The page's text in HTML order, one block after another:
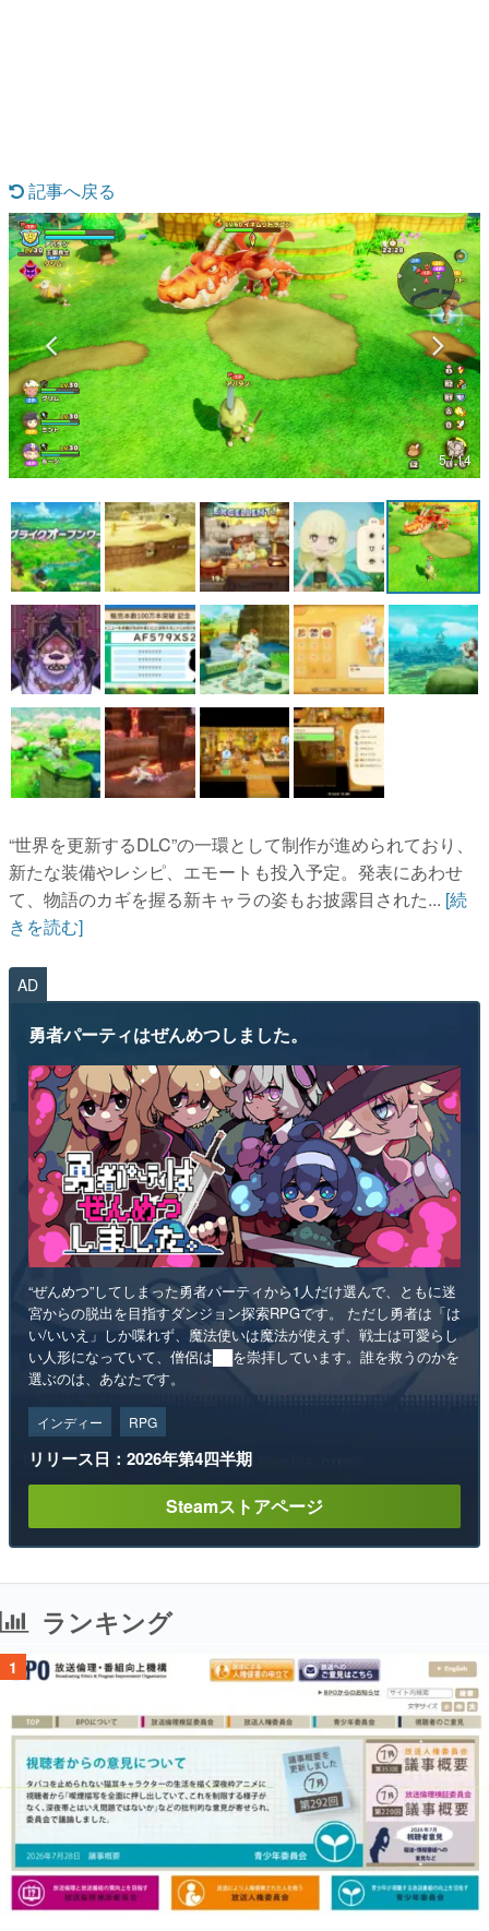
なんでゲームは面白い？
ゲーム開発者・hamatsu氏がゲームの魅力を画面や操作の
具体的な形から解き明かしていく、硬派で骨太な評論連載
です。
ゲームが変えた日本語
「経験値」「裏技」「ラスボス」… ゲームにまつわる言葉
の起源や用法の変遷を、コンピューター文化史研究家・タ
イニーP氏が徹底調査。
カテゴリ
特集記事
マンガ
女性向け
アプリレビュー
その他
電ファミニコゲーマーとは？
運営：株式会社マレ
記事へ戻る
5 / 14
“世界を更新するDLC”の一環として制作が進められており、
新たな装備やレシピ、エモートも投入予定。発表にあわせ
て、物語のカギを握る新キャラの姿もお披露目された... [続
きを読む]
AD
勇者パーティはぜんめつしました。
“ぜんめつ”してしまった勇者パーティから1人だけ選んで、ともに迷
宮からの脱出を目指すダンジョン探索RPGです。 ただし勇者は「は
い/いいえ」しか喋れず、魔法使いは魔法が使えず、戦士は可愛らし
い人形になっていて、僧侶は██を崇拝しています。誰を救うのかを
選ぶのは、あなたです。
インディー RPG
リリース日：2026年第4四半期
Steamストアページ
ランキング
1